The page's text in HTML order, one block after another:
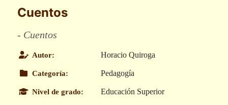
Cuentos
- Cuentos
Autor: Horacio Quiroga
Categoría: Pedagogía
Nivel de grado: Educación Superior